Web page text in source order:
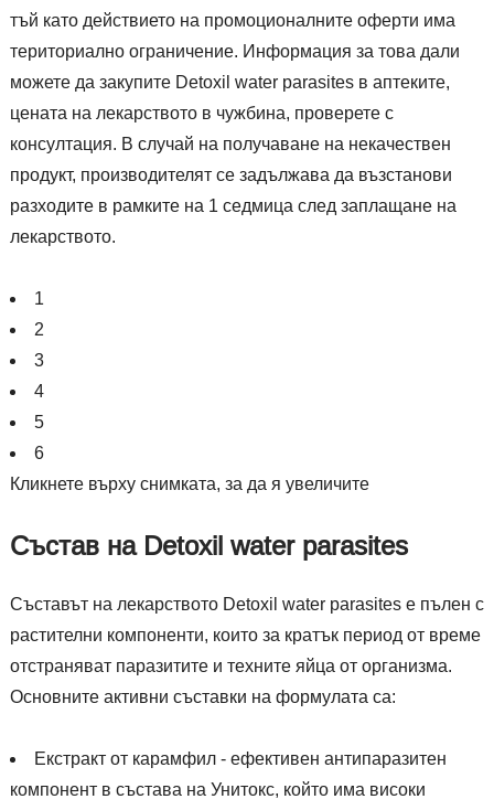
тъй като действието на промоционалните оферти има
териториално ограничение. Информация за това дали
можете да закупите Detoxil water parasites в аптеките,
цената на лекарството в чужбина, проверете с
консултация. В случай на получаване на некачествен
продукт, производителят се задължава да възстанови
разходите в рамките на 1 седмица след заплащане на
лекарството.
1
2
3
4
5
6
Кликнете върху снимката, за да я увеличите
Състав на Detoxil water parasites
Съставът на лекарството Detoxil water parasites е пълен с
растителни компоненти, които за кратък период от време
отстраняват паразитите и техните яйца от организма.
Основните активни съставки на формулата са:
Екстракт от карамфил - ефективен антипаразитен
компонент в състава на Унитокс, който има високи